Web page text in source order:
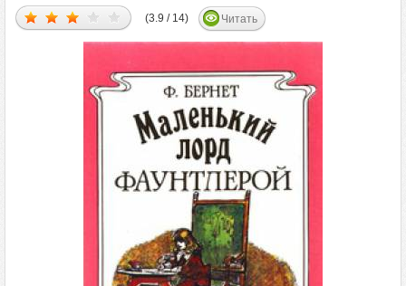
(3.9 / 14) Читать